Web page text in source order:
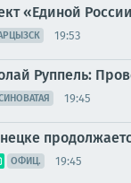
«Единой
19:53
Руппель:
19:45
ОФИЦ. 19:45